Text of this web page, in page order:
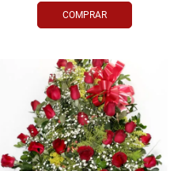
COMPRAR